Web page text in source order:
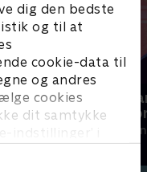
dig den bedste
og til at
cookie-data til
og andres
cookies
dit samtykke
indstillinger’ i
Kim
2021 •